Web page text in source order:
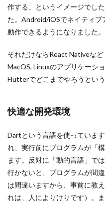
作する、というイメージでし
た。Android/iOSでネイティブ
動作できるようになりました。
それだけならReact Nativeな
MacOS, Linuxのアプリケーシ
Flutterでどこまでやろうという
快適な開発環境
Dartという言語を使っていま
れ、実行前にプログラムが「
ます。反対に「動的言語」で
行かないと、プログラムが間
は間違いますから、事前に教
れは、人によりけりです）。